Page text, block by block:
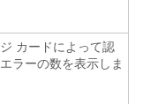
カードによって認
ラーの数を表示しま